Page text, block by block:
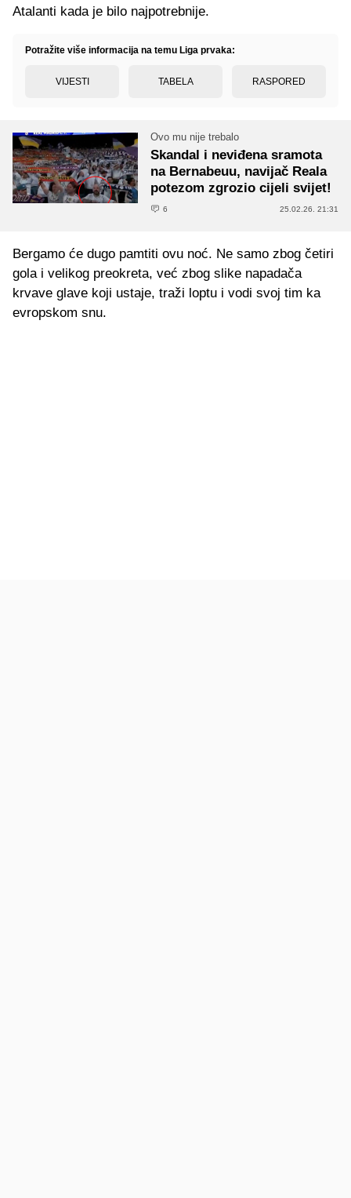
Atalanti kada je bilo najpotrebnije.
Potražite više informacija na temu Liga prvaka:
VIJESTI TABELA RASPORED
Ovo mu nije trebalo
Skandal i neviđena sramota
na Bernabeuu, navijač Reala
potezom zgrozio cijeli svijet!
6 25.02.26. 21:31
Bergamo će dugo pamtiti ovu noć. Ne samo zbog četiri
gola i velikog preokreta, već zbog slike napadača
krvave glave koji ustaje, traži loptu i vodi svoj tim ka
evropskom snu.